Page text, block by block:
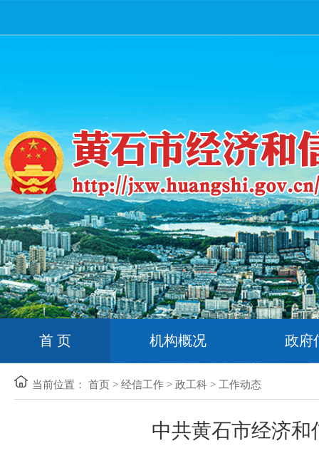
首 页 机构概况 政府
当前位置： 首页 > 经信工作 > 政工科 > 工作动态
中共黄石市经济